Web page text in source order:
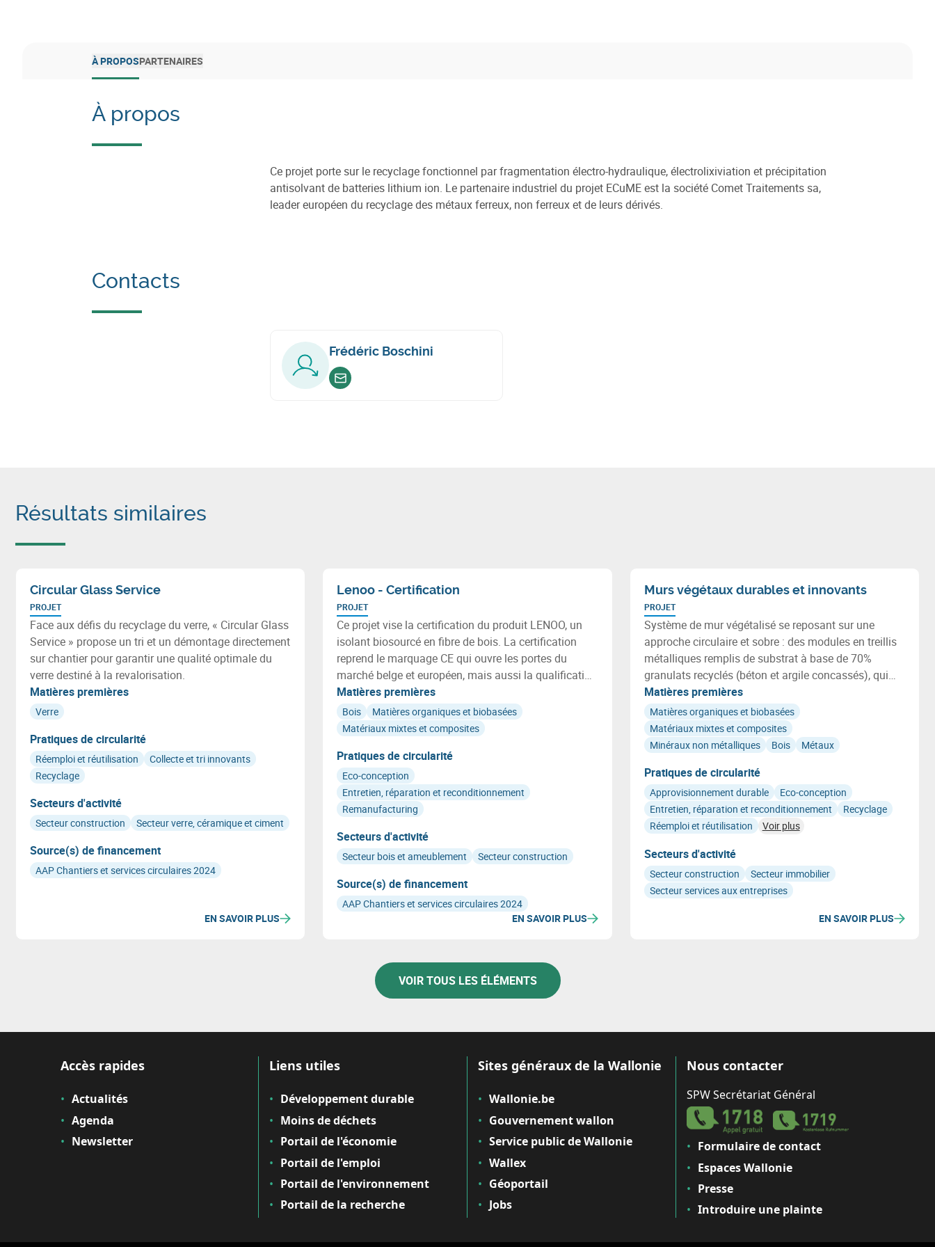
À PROPOSPARTENAIRES
À propos
Ce projet porte sur le recyclage fonctionnel par fragmentation électro-hydraulique, électrolixiviation et précipitation
antisolvant de batteries lithium ion. Le partenaire industriel du projet ECuME est la société Comet Traitements sa,
leader européen du recyclage des métaux ferreux, non ferreux et de leurs dérivés.
Contacts
Frédéric Boschini
Envoyer un email
Résultats similaires
Circular Glass Service
PROJET
Face aux défis du recyclage du verre, « Circular Glass
Service » propose un tri et un démontage directement
sur chantier pour garantir une qualité optimale du
verre destiné à la revalorisation.
Matières premières
Verre
Pratiques de circularité
Réemploi et réutilisation
Collecte et tri innovants
Recyclage
Secteurs d'activité
Secteur construction Secteur verre, céramique et ciment
Source(s) de financement
AAP Chantiers et services circulaires 2024
EN SAVOIR PLUS
Lenoo - Certification
PROJET
Ce projet vise la certification du produit LENOO, un
isolant biosourcé en fibre de bois. La certification
reprend le marquage CE qui ouvre les portes du
marché belge et européen, mais aussi la qualification
des caractéristiques environnementales de LENOO,
dont la qualité de l'air intérieur et la nature
biosourcée.
Matières premières
Bois
Matières organiques et biobasées
Matériaux mixtes et composites
Pratiques de circularité
Eco-conception
Entretien, réparation et reconditionnement
Remanufacturing
Secteurs d'activité
Secteur bois et ameublement Secteur construction
Source(s) de financement
AAP Chantiers et services circulaires 2024
EN SAVOIR PLUS
Murs végétaux durables et innovants
PROJET
Système de mur végétalisé se reposant sur une
approche circulaire et sobre : des modules en treillis
métalliques remplis de substrat à base de 70%
granulats recyclés (béton et argile concassés), qui
accueillent exclusivement des plantes indigènes
adaptées.
Matières premières
Matières organiques et biobasées
Matériaux mixtes et composites
Minéraux non métalliques
Bois Métaux
Pratiques de circularité
Approvisionnement durable
Eco-conception
Entretien, réparation et reconditionnement
Recyclage
Réemploi et réutilisation
Voir plus
Secteurs d'activité
Secteur construction
Secteur immobilier
Secteur services aux entreprises
EN SAVOIR PLUS
VOIR TOUS LES ÉLÉMENTS
Accès rapides
Actualités
Agenda
Newsletter
Liens utiles
Développement durable
Moins de déchets
Portail de l'économie
Portail de l'emploi
Portail de l'environnement
Portail de la recherche
Sites généraux de la Wallonie
Wallonie.be
Gouvernement wallon
Service public de Wallonie
Wallex
Géoportail
Jobs
Nous contacter
SPW Secrétariat Général
Formulaire de contact
Espaces Wallonie
Presse
Introduire une plainte